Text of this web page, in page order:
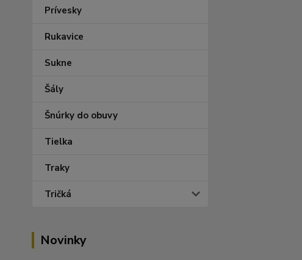
Prívesky
Rukavice
Sukne
Šály
Šnúrky do obuvy
Tielka
Traky
Tričká
Novinky